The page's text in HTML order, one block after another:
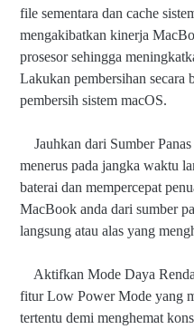
file sementara dan cache
mengakibatkan kinerja
prosesor sehingga
Lakukan pembersihan secara
pembersih sistem macOS.
Jauhkan dari Sumber Panas
menerus pada jangka waktu
baterai dan mempercepat
MacBook anda dari sumber
langsung atau alas yang
Aktifkan Mode Daya
fitur Low Power Mode yang
tertentu demi menghemat